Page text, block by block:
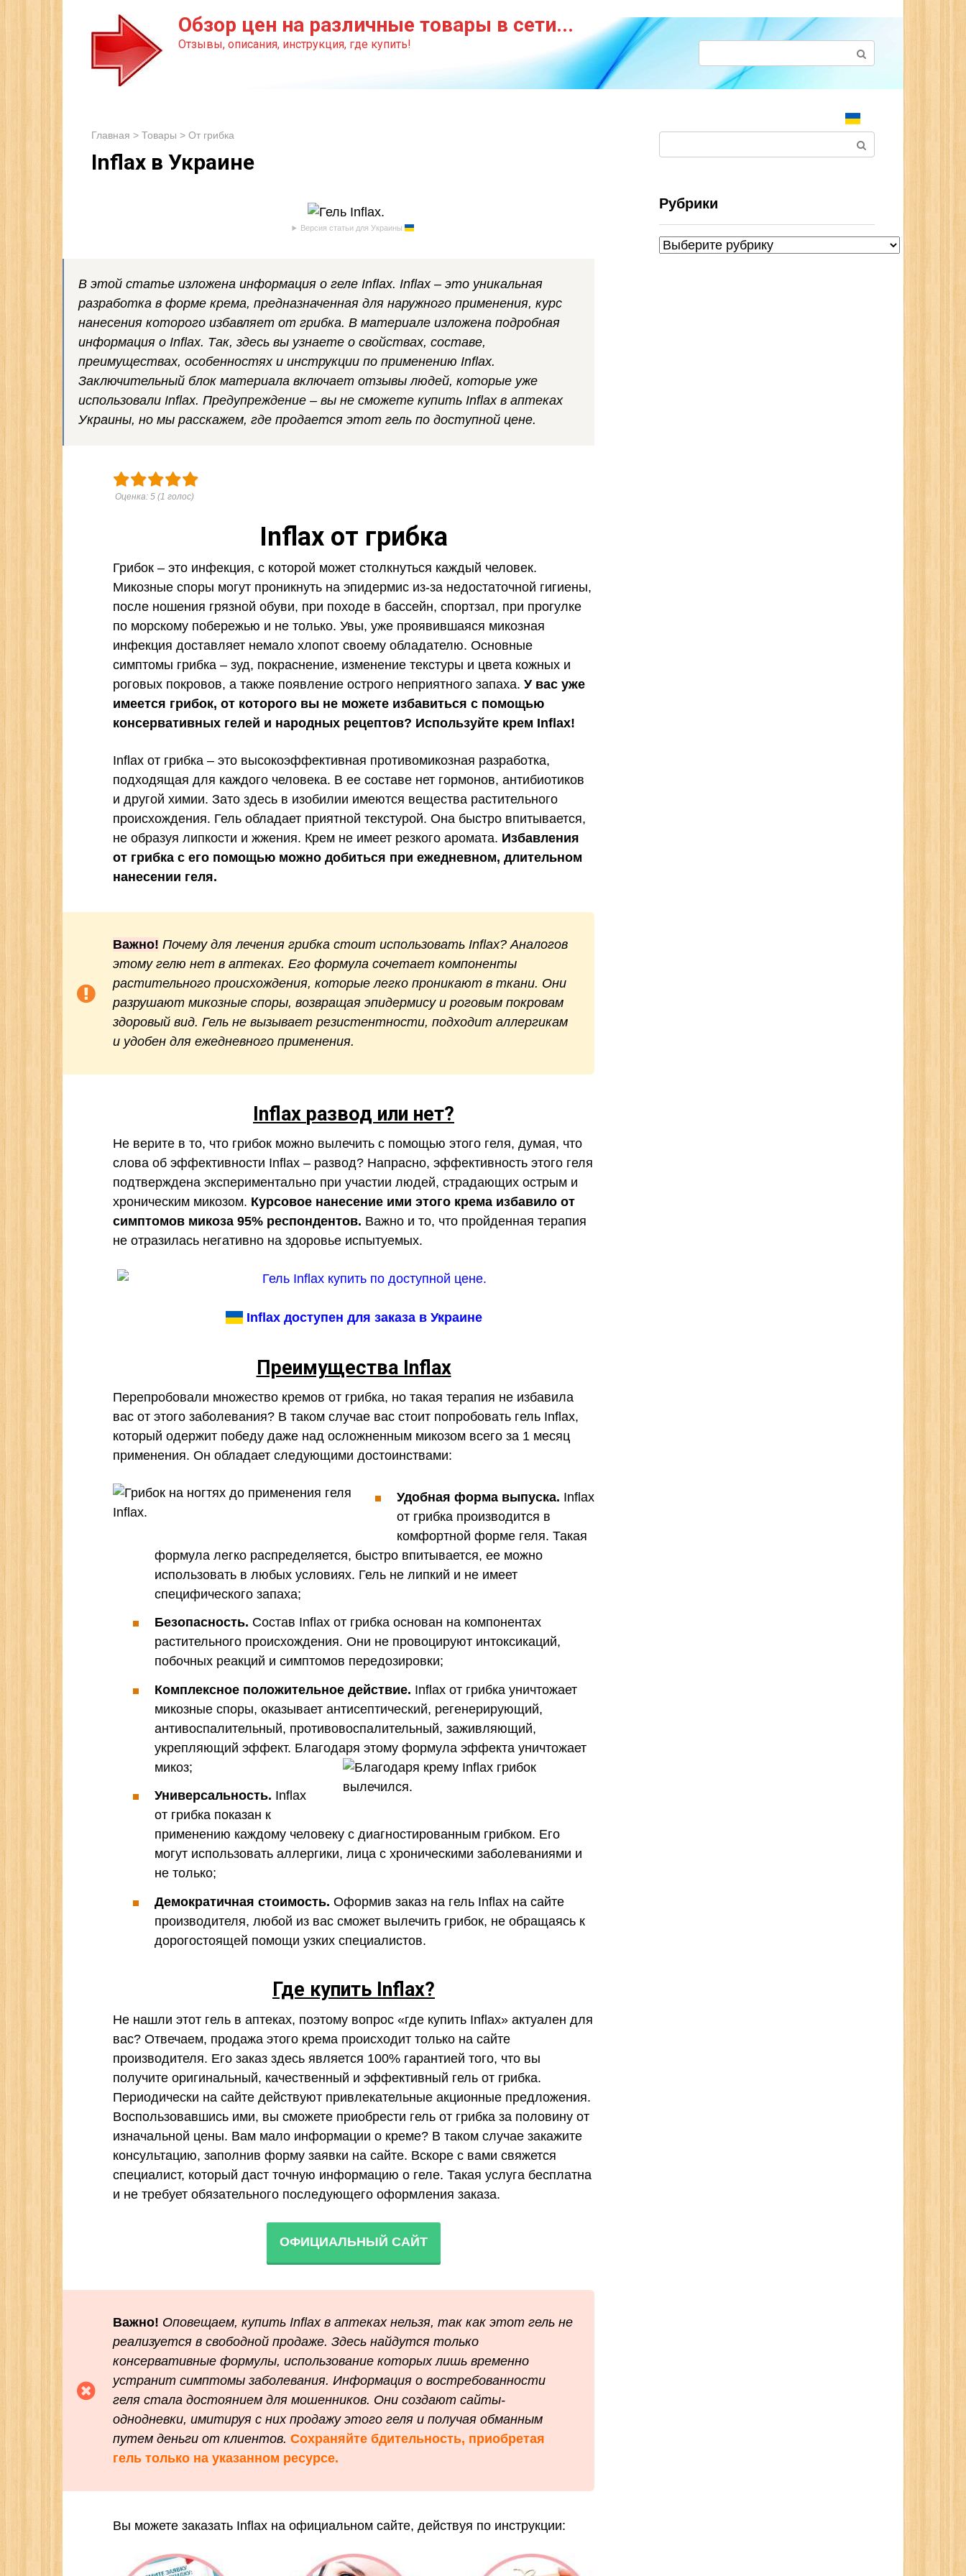
Обзор цен на различные товары в сети...
Отзывы, описания, инструкция, где купить!
Главная > Товары > От грибка
Inflax в Украине
Версия статьи для Украины
В этой статье изложена информация о геле Inflax. Inflax – это уникальная
разработка в форме крема, предназначенная для наружного применения, курс
нанесения которого избавляет от грибка. В материале изложена подробная
информация о Inflax. Так, здесь вы узнаете о свойствах, составе,
преимуществах, особенностях и инструкции по применению Inflax.
Заключительный блок материала включает отзывы людей, которые уже
использовали Inflax. Предупреждение – вы не сможете купить Inflax в аптеках
Украины, но мы расскажем, где продается этот гель по доступной цене.
Оценка: 5 (1 голос)
Inflax от грибка
Грибок – это инфекция, с которой может столкнуться каждый человек.
Микозные споры могут проникнуть на эпидермис из-за недостаточной гигиены,
после ношения грязной обуви, при походе в бассейн, спортзал, при прогулке
по морскому побережью и не только. Увы, уже проявившаяся микозная
инфекция доставляет немало хлопот своему обладателю. Основные
симптомы грибка – зуд, покраснение, изменение текстуры и цвета кожных и
роговых покровов, а также появление острого неприятного запаха. У вас уже
имеется грибок, от которого вы не можете избавиться с помощью
консервативных гелей и народных рецептов? Используйте крем Inflax!
Inflax от грибка – это высокоэффективная противомикозная разработка,
подходящая для каждого человека. В ее составе нет гормонов, антибиотиков
и другой химии. Зато здесь в изобилии имеются вещества растительного
происхождения. Гель обладает приятной текстурой. Она быстро впитывается,
не образуя липкости и жжения. Крем не имеет резкого аромата. Избавления
от грибка с его помощью можно добиться при ежедневном, длительном
нанесении геля.
Важно! Почему для лечения грибка стоит использовать Inflax? Аналогов
этому гелю нет в аптеках. Его формула сочетает компоненты
растительного происхождения, которые легко проникают в ткани. Они
разрушают микозные споры, возвращая эпидермису и роговым покровам
здоровый вид. Гель не вызывает резистентности, подходит аллергикам
и удобен для ежедневного применения.
Inflax развод или нет?
Не верите в то, что грибок можно вылечить с помощью этого геля, думая, что
слова об эффективности Inflax – развод? Напрасно, эффективность этого геля
подтверждена экспериментально при участии людей, страдающих острым и
хроническим микозом. Курсовое нанесение ими этого крема избавило от
симптомов микоза 95% респондентов. Важно и то, что пройденная терапия
не отразилась негативно на здоровье испытуемых.
Inflax доступен для заказа в Украине
Преимущества Inflax
Перепробовали множество кремов от грибка, но такая терапия не избавила
вас от этого заболевания? В таком случае вас стоит попробовать гель Inflax,
который одержит победу даже над осложненным микозом всего за 1 месяц
применения. Он обладает следующими достоинствами:
Удобная форма выпуска. Inflax
от грибка производится в
комфортной форме геля. Такая
формула легко распределяется, быстро впитывается, ее можно
использовать в любых условиях. Гель не липкий и не имеет
специфического запаха;
Безопасность. Состав Inflax от грибка основан на компонентах
растительного происхождения. Они не провоцируют интоксикаций,
побочных реакций и симптомов передозировки;
Комплексное положительное действие. Inflax от грибка уничтожает
микозные споры, оказывает антисептический, регенерирующий,
антивоспалительный, противовоспалительный, заживляющий,
укрепляющий эффект. Благодаря этому формула эффекта уничтожает
микоз;
Универсальность. Inflax
от грибка показан к
применению каждому человеку с диагностированным грибком. Его
могут использовать аллергики, лица с хроническими заболеваниями и
не только;
Демократичная стоимость. Оформив заказ на гель Inflax на сайте
производителя, любой из вас сможет вылечить грибок, не обращаясь к
дорогостоящей помощи узких специалистов.
Где купить Inflax?
Не нашли этот гель в аптеках, поэтому вопрос «где купить Inflax» актуален для
вас? Отвечаем, продажа этого крема происходит только на сайте
производителя. Его заказ здесь является 100% гарантией того, что вы
получите оригинальный, качественный и эффективный гель от грибка.
Периодически на сайте действуют привлекательные акционные предложения.
Воспользовавшись ими, вы сможете приобрести гель от грибка за половину от
изначальной цены. Вам мало информации о креме? В таком случае закажите
консультацию, заполнив форму заявки на сайте. Вскоре с вами свяжется
специалист, который даст точную информацию о геле. Такая услуга бесплатна
и не требует обязательного последующего оформления заказа.
ОФИЦИАЛЬНЫЙ САЙТ
Важно! Оповещаем, купить Inflax в аптеках нельзя, так как этот гель не
реализуется в свободной продаже. Здесь найдутся только
консервативные формулы, использование которых лишь временно
устранит симптомы заболевания. Информация о востребованности
геля стала достоянием для мошенников. Они создают сайты-
однодневки, имитируя с них продажу этого геля и получая обманным
путем деньги от клиентов. Сохраняйте бдительность, приобретая
гель только на указанном ресурсе.
Вы можете заказать Inflax на официальном сайте, действуя по инструкции:
Рубрики
Рубрики